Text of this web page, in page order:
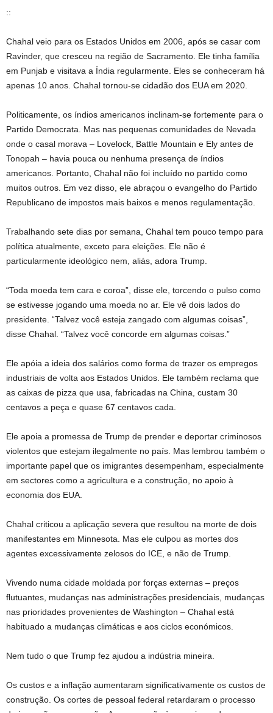
::
Chahal veio para os Estados Unidos em 2006, após se casar com
Ravinder, que cresceu na região de Sacramento. Ele tinha família
em Punjab e visitava a Índia regularmente. Eles se conheceram há
apenas 10 anos. Chahal tornou-se cidadão dos EUA em 2020.
Politicamente, os índios americanos inclinam-se fortemente para o
Partido Democrata. Mas nas pequenas comunidades de Nevada
onde o casal morava – Lovelock, Battle Mountain e Ely antes de
Tonopah – havia pouca ou nenhuma presença de índios
americanos. Portanto, Chahal não foi incluído no partido como
muitos outros. Em vez disso, ele abraçou o evangelho do Partido
Republicano de impostos mais baixos e menos regulamentação.
Trabalhando sete dias por semana, Chahal tem pouco tempo para
política atualmente, exceto para eleições. Ele não é
particularmente ideológico nem, aliás, adora Trump.
“Toda moeda tem cara e coroa”, disse ele, torcendo o pulso como
se estivesse jogando uma moeda no ar. Ele vê dois lados do
presidente. “Talvez você esteja zangado com algumas coisas”,
disse Chahal. “Talvez você concorde em algumas coisas.”
Ele apóia a ideia dos salários como forma de trazer os empregos
industriais de volta aos Estados Unidos. Ele também reclama que
as caixas de pizza que usa, fabricadas na China, custam 30
centavos a peça e quase 67 centavos cada.
Ele apoia a promessa de Trump de prender e deportar criminosos
violentos que estejam ilegalmente no país. Mas lembrou também o
importante papel que os imigrantes desempenham, especialmente
em sectores como a agricultura e a construção, no apoio à
economia dos EUA.
Chahal criticou a aplicação severa que resultou na morte de dois
manifestantes em Minnesota. Mas ele culpou as mortes dos
agentes excessivamente zelosos do ICE, e não de Trump.
Vivendo numa cidade moldada por forças externas – preços
flutuantes, mudanças nas administrações presidenciais, mudanças
nas prioridades provenientes de Washington – Chahal está
habituado a mudanças climáticas e aos ciclos económicos.
Nem tudo o que Trump fez ajudou a indústria mineira.
Os custos e a inflação aumentaram significativamente os custos de
construção. Os cortes de pessoal federal retardaram o processo